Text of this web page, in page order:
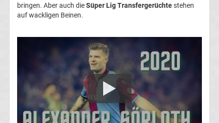
Berlin
bringen. Aber auch dieSüper Lig Transfergerüchtestehen
auf wackligen Beinen.